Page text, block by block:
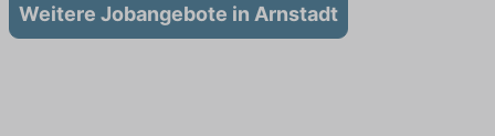
Weitere Jobangebote in Arnstadt